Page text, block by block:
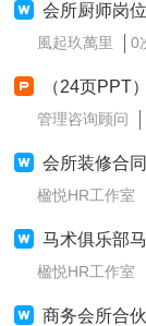
会所厨师岗
風起玖萬里 0
（24页PPT）
管理咨询顾问
会所装修合同
楹悦HR工作室
马术俱乐部
楹悦HR工作室
商务会所合